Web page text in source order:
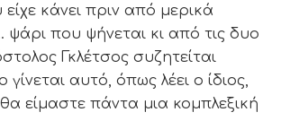
κάνει πριν από μερικά
ψάρι που ψήνεται κι από τις δυο
Γκλέτσος συζητείται
αυτό, όπως λέει ο ίδιος,
είμαστε πάντα μια κομπλεξική